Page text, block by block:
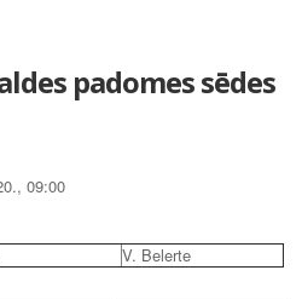
padomes sēdes
09:00
V. Belerte